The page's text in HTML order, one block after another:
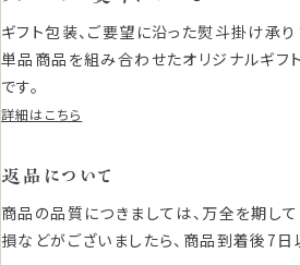
ギフト包装、ご要望に沿った熨斗掛け承り
単品商品を組み合わせたオリジナルギフ
です。
詳細はこちら
返品について
商品の品質につきましては、万全を期し
損などがございましたら、商品到着後7日